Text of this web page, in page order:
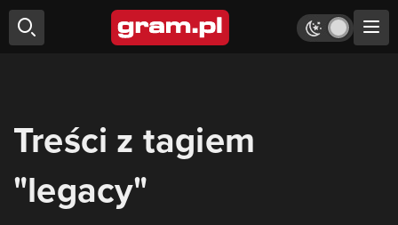
Treści z tagiem
"legacy"